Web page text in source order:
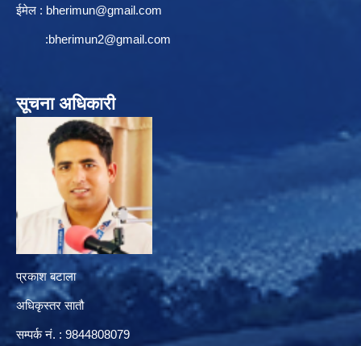
ईमेल : bherimun@gmail.com
:bherimun2@gmail.com
सूचना अधिकारी
प्रकाश बटाला
अधिकृस्तर सातौ
सम्पर्क न‌ं. : 9844808079